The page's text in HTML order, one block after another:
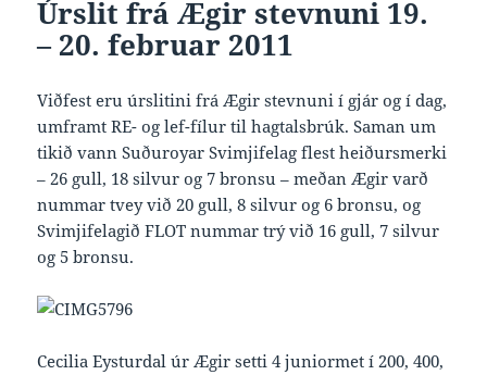
Úrslit frá Ægir stevnuni 19.
– 20. februar 2011
Viðfest eru úrslitini frá Ægir stevnuni í gjár og í dag,
umframt RE- og lef-fílur til hagtalsbrúk. Saman um
tikið vann Suðuroyar Svimjifelag flest heiðursmerki
– 26 gull, 18 silvur og 7 bronsu – meðan Ægir varð
nummar tvey við 20 gull, 8 silvur og 6 bronsu, og
Svimjifelagið FLOT nummar trý við 16 gull, 7 silvur
og 5 bronsu.
Cecilia Eysturdal úr Ægir setti 4 juniormet í 200, 400,